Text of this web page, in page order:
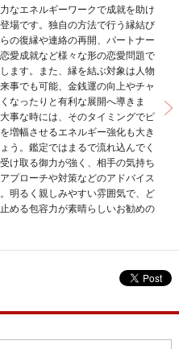
なエネルギーワークで成就を助け
場です。独自の方法で行う縁結び
の復縁や連絡の再開、パートナー
愛成就など様々な形の恋愛問題で
ます。また、縁を結ぶ対象は人物
事でも可能、金銭運の向上やチャ
なったりと有利な展開へ導きま
事な時には、そのタイミングでピ
増幅させるエネルギー強化も大き
う。鑑定ではまるで流れ込んでく
け取る御力が強く、相手の気持ち
プローチや対策などのアドバイス
明るく親しみやすい雰囲気で、ど
める包容力が素晴らしいお勧めの